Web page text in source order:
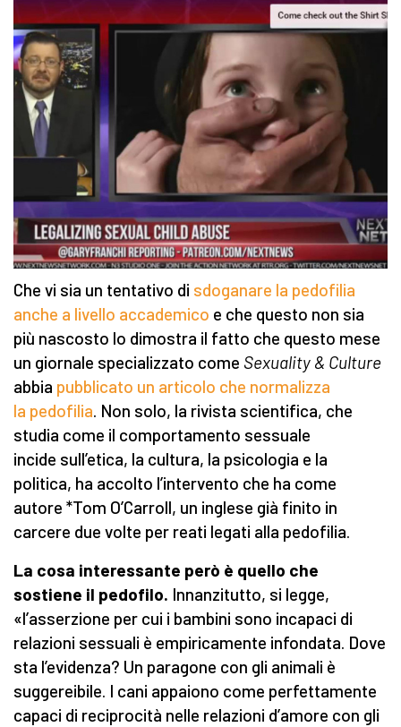
Che vi sia un tentativo di sdoganare la pedofilia
anche a livello accademico e che questo non sia
più nascosto lo dimostra il fatto che questo mese
un giornale specializzato come Sexuality & Culture
abbia pubblicato un articolo che normalizza
la pedofilia. Non solo, la rivista scientifica, che
studia come il comportamento sessuale
incide sull’etica, la cultura, la psicologia e la
politica, ha accolto l’intervento che ha come
autore *Tom O’Carroll, un inglese già finito in
carcere due volte per reati legati alla pedofilia.
La cosa interessante però è quello che
sostiene il pedofilo. Innanzitutto, si legge,
«l’asserzione per cui i bambini sono incapaci di
relazioni sessuali è empiricamente infondata. Dove
sta l’evidenza? Un paragone con gli animali è
suggereibile. I cani appaiono come perfettamente
capaci di reciprocità nelle relazioni d’amore con gli